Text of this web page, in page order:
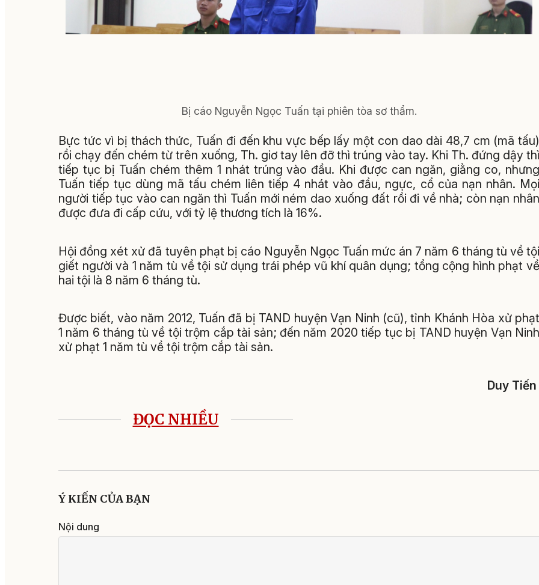
Bị cáo Nguyễn Ngọc Tuấn tại phiên tòa sơ thẩm.
Bực tức vì bị thách thức, Tuấn đi đến khu vực bếp lấy một con dao dài 48,7 cm (mã tấu)
rồi chạy đến chém từ trên xuống, Th. giơ tay lên đỡ thì trúng vào tay. Khi Th. đứng dậy thì
tiếp tục bị Tuấn chém thêm 1 nhát trúng vào đầu. Khi được can ngăn, giằng co, nhưng
Tuấn tiếp tục dùng mã tấu chém liên tiếp 4 nhát vào đầu, ngực, cổ của nạn nhân. Mọi
người tiếp tục vào can ngăn thì Tuấn mới ném dao xuống đất rồi đi về nhà; còn nạn nhân
được đưa đi cấp cứu, với tỷ lệ thương tích là 16%.
Hội đồng xét xử đã tuyên phạt bị cáo Nguyễn Ngọc Tuấn mức án 7 năm 6 tháng tù về tội
giết người và 1 năm tù về tội sử dụng trái phép vũ khí quân dụng; tổng cộng hình phạt về
hai tội là 8 năm 6 tháng tù.
Được biết, vào năm 2012, Tuấn đã bị TAND huyện Vạn Ninh (cũ), tỉnh Khánh Hòa xử phạt
1 năm 6 tháng tù về tội trộm cắp tài sản; đến năm 2020 tiếp tục bị TAND huyện Vạn Ninh
xử phạt 1 năm tù về tội trộm cắp tài sản.
Duy Tiến
ĐỌC NHIỀU
Ý KIẾN CỦA BẠN
Nội dung